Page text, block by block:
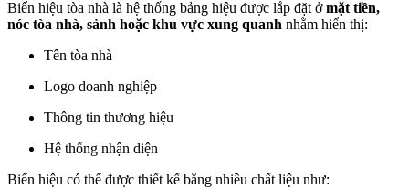
Biển hiệu tòa nhà là hệ thống bảng hiệu được lắp đặt ởmặt tiền,
nóc tòa nhà, sảnh hoặc khu vực xung quanh nhằm hiển thị:
Tên tòa nhà
Logo doanh nghiệp
Thông tin thương hiệu
Hệ thống nhận diện
Biển hiệu có thể được thiết kế bằng nhiều chất liệu như: